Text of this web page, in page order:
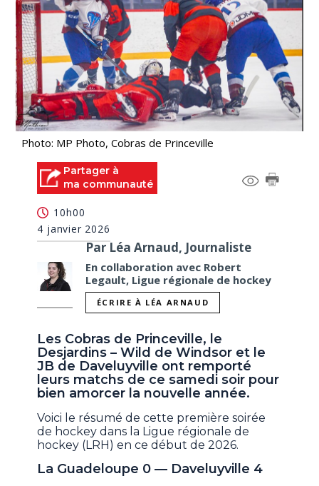
Photo: MP Photo, Cobras de Princeville
Partager à
ma communauté
10h00
4 janvier 2026
Par Léa Arnaud, Journaliste
En collaboration avec Robert
Legault, Ligue régionale de hockey
ÉCRIRE À LÉA ARNAUD
Les Cobras de Princeville, le
Desjardins – Wild de Windsor et le
JB de Daveluyville ont remporté
leurs matchs de ce samedi soir pour
bien amorcer la nouvelle année.
Voici le résumé de cette première soirée
de hockey dans la Ligue régionale de
hockey (LRH) en ce début de 2026.
La Guadeloupe 0 — Daveluyville 4